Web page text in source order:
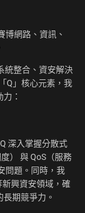
博網路、資訊、
統整合、資安解決
Q」核心元素，我
：
深入掌握分散式
） 與 QoS（服務
問題。同時，我
興資安領域，確
期競爭力。